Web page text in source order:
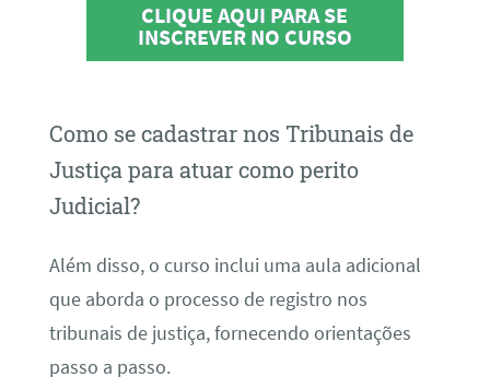
CLIQUE AQUI PARA SE
INSCREVER NO CURSO
Como se cadastrar nos Tribunais de
Justiça para atuar como perito
Judicial?
Além disso, o curso inclui uma aula adicional
que aborda o processo de registro nos
tribunais de justiça, fornecendo orientações
passo a passo.